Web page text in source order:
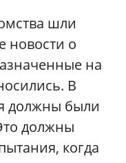
шли
новости о
на
В
должны были
должны
когда